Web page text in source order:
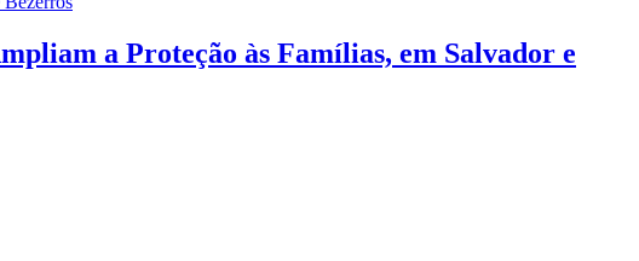
a Proteção às Famílias, em Salvador e